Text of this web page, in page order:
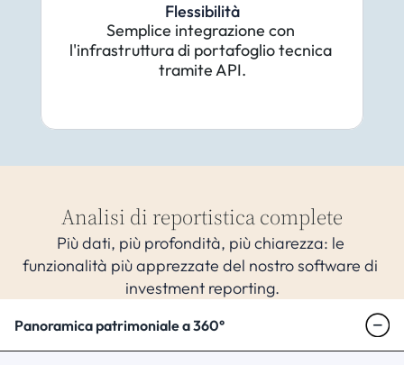
Flessibilità
Semplice integrazione con
l'infrastruttura di portafoglio tecnica
tramite API.
Analisi di reportistica complete
Più dati, più profondità, più chiarezza: le
funzionalità più apprezzate del nostro software di
investment reporting.
Panoramica patrimoniale a 360°